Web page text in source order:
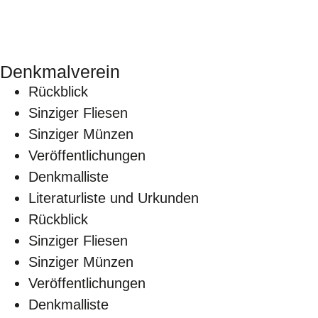
Denkmalverein
Rückblick
Sinziger Fliesen
Sinziger Münzen
Veröffentlichungen
Denkmalliste
Literaturliste und Urkunden
Rückblick
Sinziger Fliesen
Sinziger Münzen
Veröffentlichungen
Denkmalliste